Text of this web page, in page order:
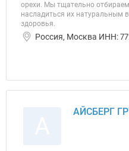
орехи. Мы тщательно
насладиться их натуральным
здоровья.
Россия, Москва ИНН:
АЙСБЕРГ